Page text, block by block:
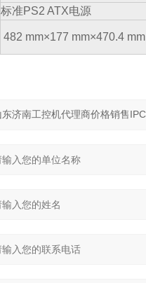
标准PS2 ATX电源
482 mm×177 mm×470.4 mm